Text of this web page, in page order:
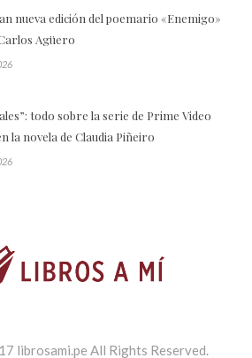
nueva edición del poemario «Enemigo»
Agüero
todo sobre la serie de Prime Video
la novela de Claudia Piñeiro
librosami.pe All Rights Reserved.